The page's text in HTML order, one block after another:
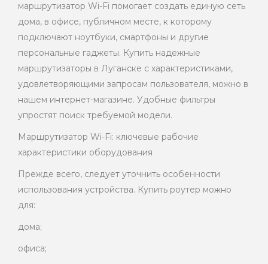
маршрутизатор Wi-Fi помогает создать единую сеть
дома, в офисе, публичном месте, к которому
подключают ноутбуки, смартфоны и другие
персональные гаджеты. Купить надежные
маршрутизаторы в Луганске с характеристиками,
удовлетворяющими запросам пользователя, можно в
нашем интернет-магазине. Удобные фильтры
упростят поиск требуемой модели.
Маршрутизатор Wi-Fi: ключевые рабочие
характеристики оборудования
Прежде всего, следует уточнить особенности
использования устройства. Купить роутер можно
для:
дома;
офиса;